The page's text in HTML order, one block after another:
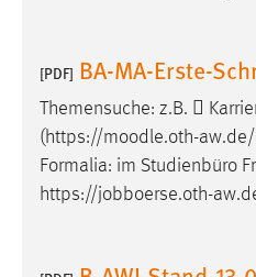
[PDF] BA-MA-Erste-
Themensuche: z.B. 
(https://moodle.oth-
Formalia: im Studienbüro
https://jobboerse.oth-